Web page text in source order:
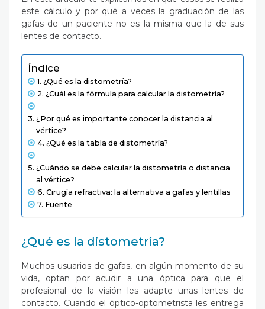
este cálculo y por qué a veces la graduación de las
gafas de un paciente no es la misma que la de sus
lentes de contacto.
Índice
¿Qué es la distometría?
¿Cuál es la fórmula para calcular la distometría?
¿Por qué es importante conocer la distancia al
vértice?
¿Qué es la tabla de distometría?
¿Cuándo se debe calcular la distometría o distancia
al vértice?
Cirugía refractiva: la alternativa a gafas y lentillas
Fuente
¿Qué es la distometría?
Muchos usuarios de gafas, en algún momento de su
vida, optan por acudir a una óptica para que el
profesional de la visión les adapte unas lentes de
contacto. Cuando el óptico-optometrista les entrega